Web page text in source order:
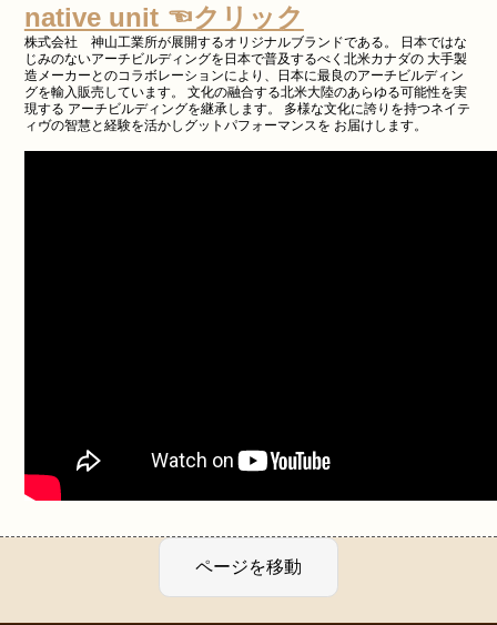
native unit ☜クリック
株式会社 神山工業所が展開するオリジナルブランドである。 日本ではな
じみのないアーチビルディングを日本で普及するべく北米カナダの 大手製
造メーカーとのコラボレーションにより、日本に最良のアーチビルディン
グを輸入販売しています。 文化の融合する北米大陸のあらゆる可能性を実
現する アーチビルディングを継承します。 多様な文化に誇りを持つネイテ
ィヴの智慧と経験を活かしグットパフォーマンスを お届けします。